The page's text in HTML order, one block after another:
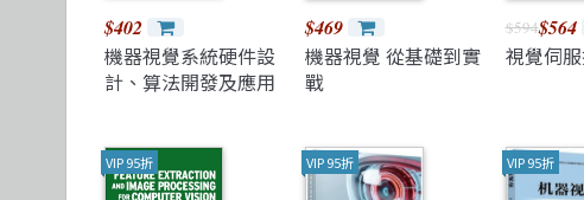
$402
機器視覺系統硬件設
計、算法開發及應用
$469
機器視覺 從基礎到實
戰
$594$564
視覺伺
VIP 95折 VIP 95折 VIP 95折